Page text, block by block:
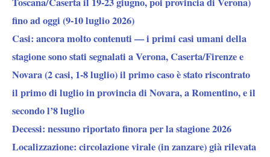
fino ad oggi (9-10 luglio 2026)
Casi: ancora molto contenuti — i primi casi umani della
stagione sono stati segnalati a Verona, Caserta/Firenze e
Novara (2 casi, 1-8 luglio) il primo caso è stato riscontrato
il primo di luglio in provincia di Novara, a Romentino, e il
secondo l’8 luglio
Decessi: nessuno riportato finora per la stagione 2026
Localizzazione: circolazione virale (in zanzare) già rilevata